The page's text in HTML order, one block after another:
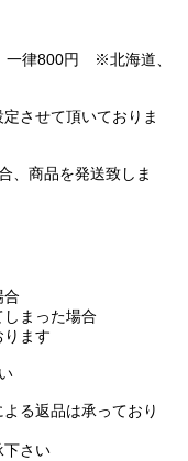
一律800円 ※北海道、
させて頂いておりま
、商品を発送致しま
合
しまった場合
ります
る返品は承っており
さい